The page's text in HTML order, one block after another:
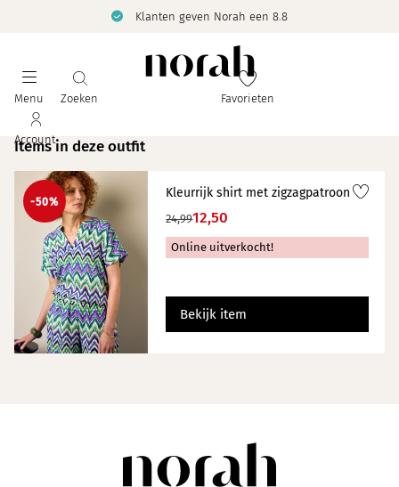
Klanten geven Norah een 8.8
Menu Zoeken Favorieten
Account
Items in deze outfit
-50%
Kleurrijk shirt met zigzagpatroon
24,9912,50
Online uitverkocht!
Bekijk item